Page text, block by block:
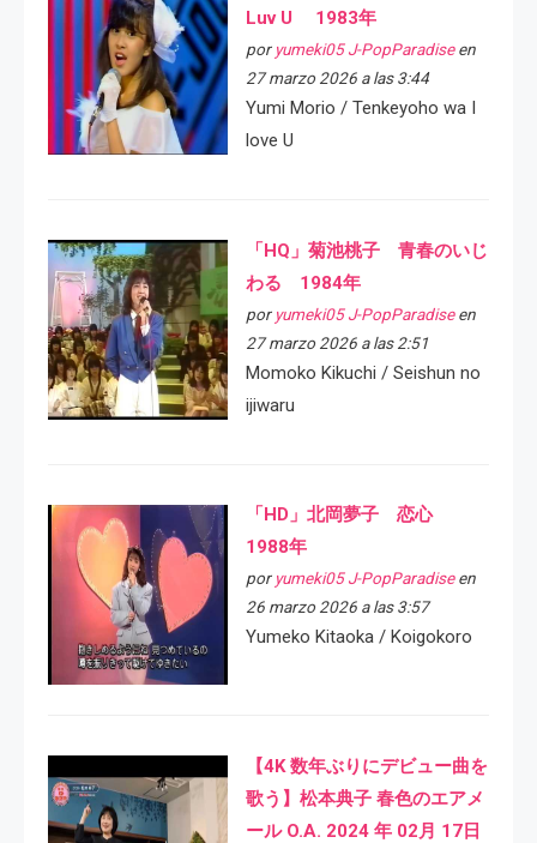
Luv U 1983年
por yumeki05 J-PopParadiseen
27 marzo 2026 a las 3:44
Yumi Morio / Tenkeyoho wa I
love U
「HQ」菊池桃子 青春のいじ
わる 1984年
por yumeki05 J-PopParadiseen
27 marzo 2026 a las 2:51
Momoko Kikuchi / Seishun no
ijiwaru
「HD」北岡夢子 恋心
1988年
por yumeki05 J-PopParadiseen
26 marzo 2026 a las 3:57
Yumeko Kitaoka / Koigokoro
【4K 数年ぶりにデビュー曲を
歌う】松本典子 春色のエアメ
ール O.A. 2024 年 02月 17日